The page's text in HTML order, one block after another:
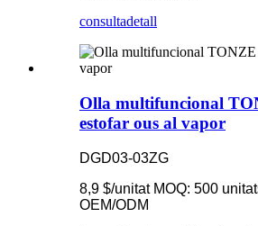
consultadetall
Olla multifuncional
estofar ous al vapor
DGD03-03ZG
8,9 $/unitat MOQ: 500
OEM/ODM